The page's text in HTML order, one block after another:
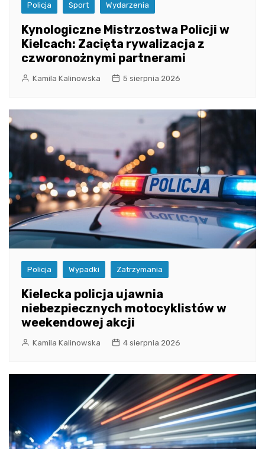
Policja Sport Wydarzenia
Kynologiczne Mistrzostwa Policji w
Kielcach: Zacięta rywalizacja z
czworonożnymi partnerami
Kamila Kalinowska 5 sierpnia 2026
Policja Wypadki Zatrzymania
Kielecka policja ujawnia
niebezpiecznych motocyklistów w
weekendowej akcji
Kamila Kalinowska 4 sierpnia 2026